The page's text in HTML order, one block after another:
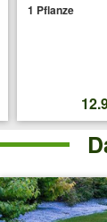
1 Pflanze